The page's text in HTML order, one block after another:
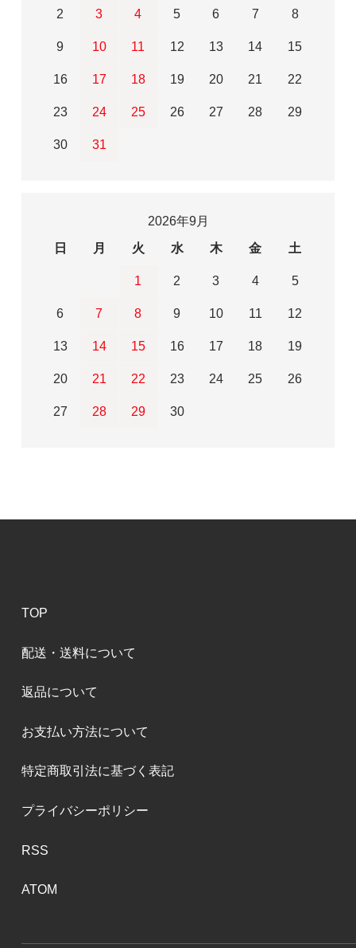
2 3 4 5 6 7 8
9 10 11 12 13 14 15
16 17 18 19 20 21 22
23 24 25 26 27 28 29
30 31
2026年9月
日
月 火 水 木 金 土
1 2 3 4 5
6 7 8 9 10 11 12
13 14 15 16 17 18 19
20 21 22 23 24 25 26
27 28 29 30
TOP
配送・送料について
返品について
お支払い方法について
特定商取引法に基づく表記
プライバシーポリシー
RSS
ATOM